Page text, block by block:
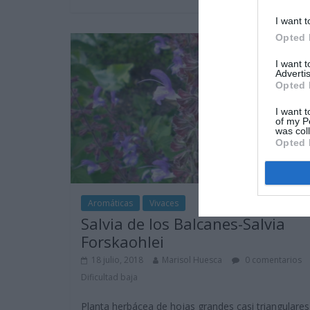
I want
Opted
I want
Opted
I want
of my
was
Opted
Aromáticas Vivaces
Salvia de los Balcanes-Salvia
Forskaohlei
18 julio, 2018 Marisol Huesca
0 comentarios
Dificultad baja
Planta herbácea de hojas grandes casi